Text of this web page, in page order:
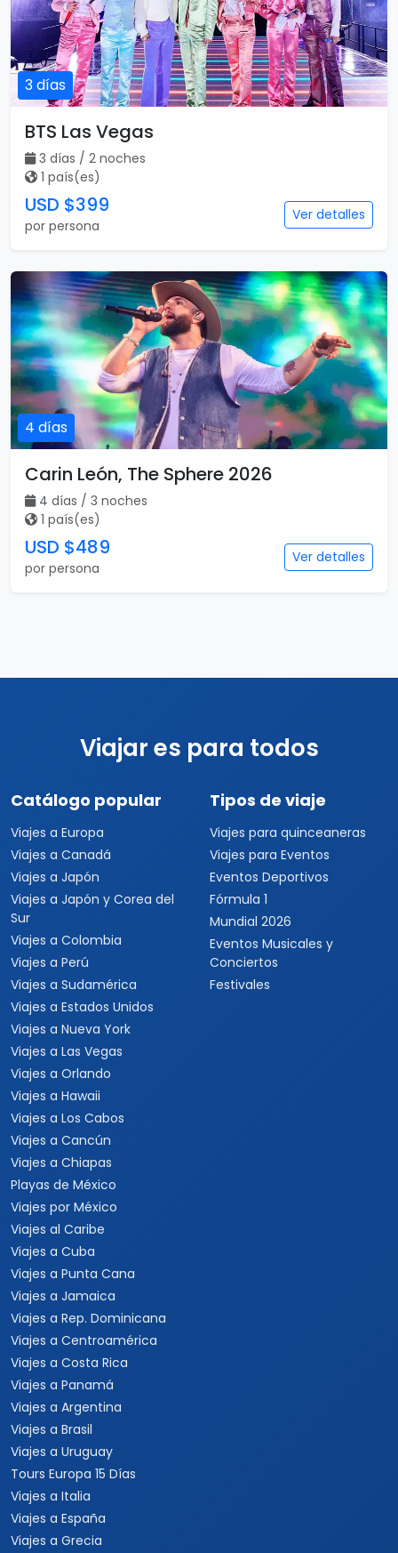
3 días
BTS Las Vegas
3 días / 2 noches
1 país(es)
USD $399
por persona
Ver detalles
4 días
Carin León, The Sphere 2026
4 días / 3 noches
1 país(es)
USD $489
por persona
Ver detalles
Viajar es para todos
Catálogo popular
Viajes a Europa
Viajes a Canadá
Viajes a Japón
Viajes a Japón y Corea del
Sur
Viajes a Colombia
Viajes a Perú
Viajes a Sudamérica
Viajes a Estados Unidos
Viajes a Nueva York
Viajes a Las Vegas
Viajes a Orlando
Viajes a Hawaii
Viajes a Los Cabos
Viajes a Cancún
Viajes a Chiapas
Playas de México
Viajes por México
Viajes al Caribe
Viajes a Cuba
Viajes a Punta Cana
Viajes a Jamaica
Viajes a Rep. Dominicana
Viajes a Centroamérica
Viajes a Costa Rica
Viajes a Panamá
Viajes a Argentina
Viajes a Brasil
Viajes a Uruguay
Tours Europa 15 Días
Viajes a Italia
Viajes a España
Viajes a Grecia
Tipos de viaje
Viajes para quinceaneras
Viajes para Eventos
Eventos Deportivos
Fórmula 1
Mundial 2026
Eventos Musicales y
Conciertos
Festivales